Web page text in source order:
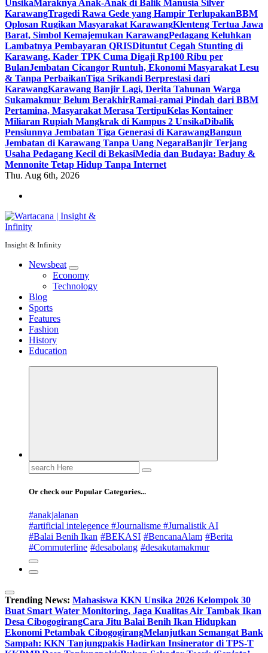
UnsikaMaraknya Anak-Anak di Balik Manusia Silver
KarawangTragedi Rawa Gede yang Hampir TerlupakanBBM
Oplosan Rugikan Masyarakat KarawangKlenteng Tertua Jawa
Barat, Simbol Kemajemukan KarawangPedagang Keluhkan
Lambatnya Pembayaran QRISDituntut Cegah Stunting di
Karawang, Kader TPK Cuma Digaji Rp100 Ribu per
BulanJembatan Cicangor Runtuh, Ekonomi Masyarakat Lesu
& Tanpa PerbaikanTiga Srikandi Berprestasi dari
KarawangKarawang Banjir Lagi, Derita Tahunan Warga
Sukamakmur Belum BerakhirRamai-ramai Pindah dari BBM
Pertamina, Masyarakat Merasa TertipuKelas Kontainer
Miliaran Rupiah Mangkrak di Kampus 2 UnsikaDibalik
Pensiunnya Jembatan Tiga Generasi di KarawangBangun
Jembatan di Karawang Tanpa Uang NegaraBanjir Terjang
Usaha Pedagang Kecil di BekasiMedia dan Budaya: Baduy &
Mennonite Tetap Hidup Tanpa Internet
Thu. Aug 6th, 2026
Insight & Infinity
Newsbeat
Economy
Technology
Blog
Sports
Features
Fashion
History
Education
Search
for:
Or check our Popular Categories...
#anakjalanan
#artificial intelegence #Journalisme #Jurnalistik AI
#Balai Benih Ikan #BEKASI #BencanaAlam #Berita
#Commuterline #desabolang #desakutamakmur
Trending News: Mahasiswa KKN Unsika 2026 Kelompok 30
Buat Smart Water Monitoring, Jaga Kualitas Air Tambak Ikan
Desa CibogogirangCara Jitu Balai Benih Ikan Hidupkan
Ekonomi Petambak CibogogirangMelanjutkan Semangat Bank
Sampah: KKN Tanjungpakis Hadirkan Insinerator di TPS-T